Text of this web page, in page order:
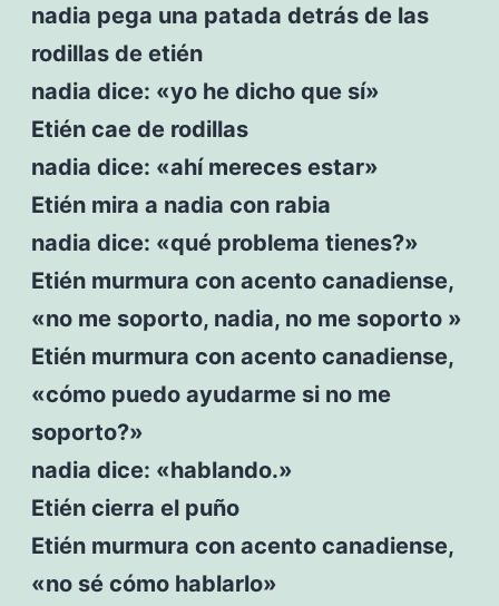
nadia pega una patada detrás de las
rodillas de etién
nadia dice: «yo he dicho que sí»
Etién cae de rodillas
nadia dice: «ahí mereces estar»
Etién mira a nadia con rabia
nadia dice: «qué problema tienes?»
Etién murmura con acento canadiense,
«no me soporto, nadia, no me soporto »
Etién murmura con acento canadiense,
«cómo puedo ayudarme si no me
soporto?»
nadia dice: «hablando.»
Etién cierra el puño
Etién murmura con acento canadiense,
«no sé cómo hablarlo»